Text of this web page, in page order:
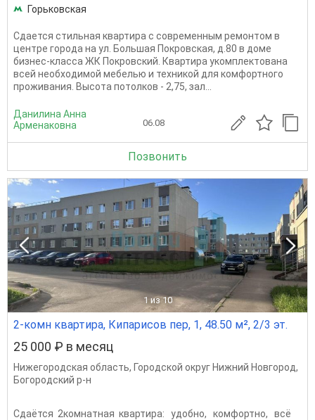
Горьковская
Сдается стильная квартира с современным ремонтом в
центре города на ул. Большая Покровская, д.80 в доме
бизнес-класса ЖК Покровский. Квартира укомплектована
всей необходимой мебелью и техникой для комфортного
проживания. Высота потолков - 2,75, зал...
Данилина Анна
Арменаковна
06.08
Позвонить
1 из 10
2-комн квартира, Кипарисов пер, 1, 48.50 м², 2/3 эт.
25 000 ₽ в месяц
Нижегородская область, Городской округ Нижний Новгород,
Богородский р-н
Сдаётся 2комнатная квартира: удобно, комфортно, всё